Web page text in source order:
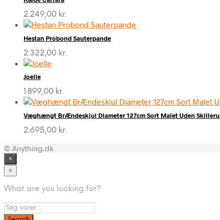
2.249,00 kr.
Hestan Probond Sauterpande
2.322,00 kr.
Joelle
1.899,00 kr.
Væghængt BrÆndeskjul Diameter 127cm Sort Malet Uden
2.695,00 kr.
© Anything.dk
×
×
What are you looking for?